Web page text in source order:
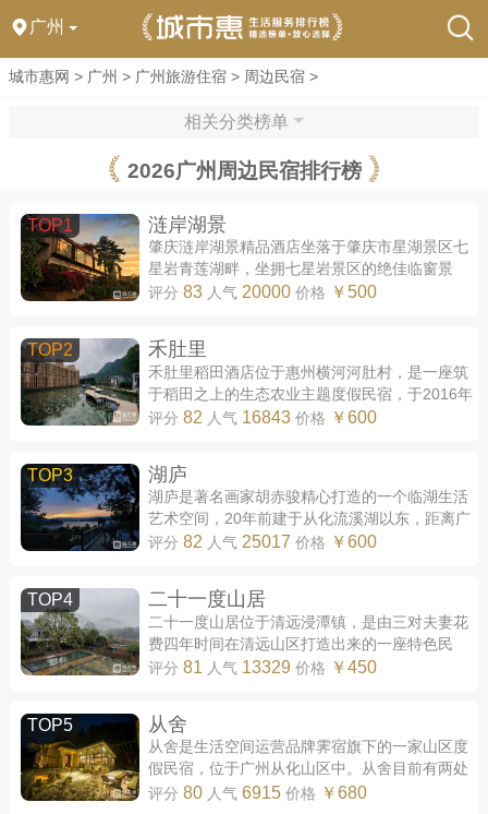
广州
城市惠网 > 广州 > 广州旅游住宿 > 周边民宿 >
相关分类榜单
2026广州周边民宿排行榜
TOP1 涟岸湖景
肇庆涟岸湖景精品酒店坐落于肇庆市星湖景区七
星岩青莲湖畔，坐拥七星岩景区的绝佳临窗景
致，推窗可见苍翠五连湖水，远眺七座石灰岩山
评分 83 人气 20000 价格 ￥500
TOP2 禾肚里
禾肚里稻田酒店位于惠州横河河肚村，是一座筑
于稻田之上的生态农业主题度假民宿，于2016年
开业。民宿主体建筑由一座废弃的小学校舍改建
评分 82 人气 16843 价格 ￥600
TOP3 湖庐
湖庐是著名画家胡赤骏精心打造的一个临湖生活
艺术空间，20年前建于从化流溪湖以东，距离广
州闹市约一个半小时车程。90年代，广美油画系
评分 82 人气 25017 价格 ￥600
TOP4 二十一度山居
二十一度山居位于清远浸潭镇，是由三对夫妻花
费四年时间在清远山区打造出来的一座特色民
宿。民宿由一所废弃的小学校舍改造而成，由于
评分 81 人气 13329 价格 ￥450
TOP5 从舍
从舍是生活空间运营品牌霁宿旗下的一家山区度
假民宿，位于广州从化山区中。从舍目前有两处
民宿从舍黄龙山房与从舍流溪原墅，分别位于从
评分 80 人气 6915 价格 ￥680